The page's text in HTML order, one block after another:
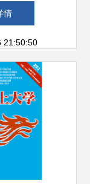
象新高度
情
21:50:50